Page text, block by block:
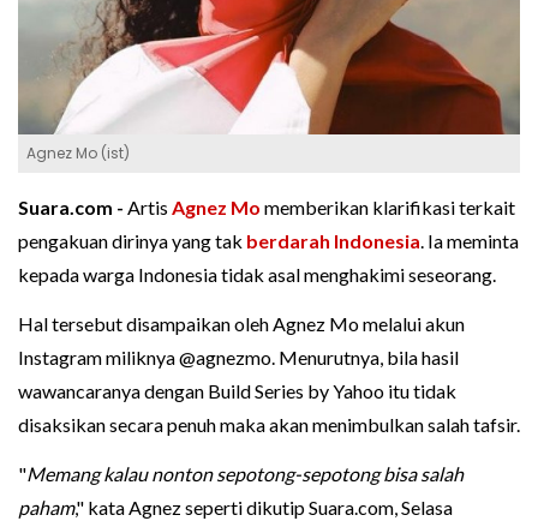
Agnez Mo (ist)
Suara.com - Artis Agnez Mo memberikan klarifikasi terkait
pengakuan dirinya yang tak berdarah Indonesia. Ia meminta
kepada warga Indonesia tidak asal menghakimi seseorang.
Hal tersebut disampaikan oleh Agnez Mo melalui akun
Instagram miliknya @agnezmo. Menurutnya, bila hasil
wawancaranya dengan Build Series by Yahoo itu tidak
disaksikan secara penuh maka akan menimbulkan salah tafsir.
"Memang kalau nonton sepotong-sepotong bisa salah
paham," kata Agnez seperti dikutip Suara.com, Selasa